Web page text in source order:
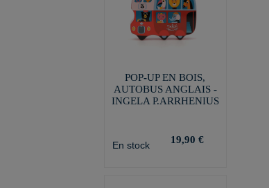
POP-UP EN BOIS,
AUTOBUS ANGLAIS -
INGELA P.ARRHENIUS
En stock 19,90 €